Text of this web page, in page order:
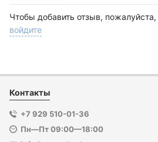
Чтобы добавить отзыв, пожалуйста,
войдите
Контакты
+7 929 510-01-36
Пн—Пт 09:00—18:00